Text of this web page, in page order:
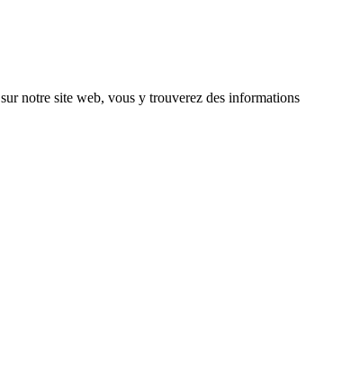
sur notre site web, vous y trouverez des informations